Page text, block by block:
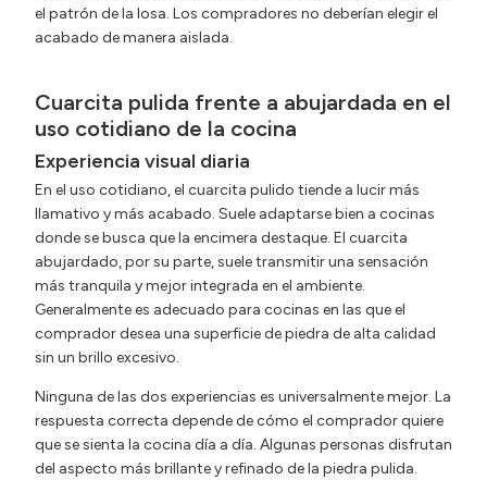
el patrón de la losa. Los compradores no deberían elegir el
acabado de manera aislada.
Cuarcita pulida frente a abujardada en el
uso cotidiano de la cocina
Experiencia visual diaria
En el uso cotidiano, el cuarcita pulido tiende a lucir más
llamativo y más acabado. Suele adaptarse bien a cocinas
donde se busca que la encimera destaque. El cuarcita
abujardado, por su parte, suele transmitir una sensación
más tranquila y mejor integrada en el ambiente.
Generalmente es adecuado para cocinas en las que el
comprador desea una superficie de piedra de alta calidad
sin un brillo excesivo.
Ninguna de las dos experiencias es universalmente mejor. La
respuesta correcta depende de cómo el comprador quiere
que se sienta la cocina día a día. Algunas personas disfrutan
del aspecto más brillante y refinado de la piedra pulida.